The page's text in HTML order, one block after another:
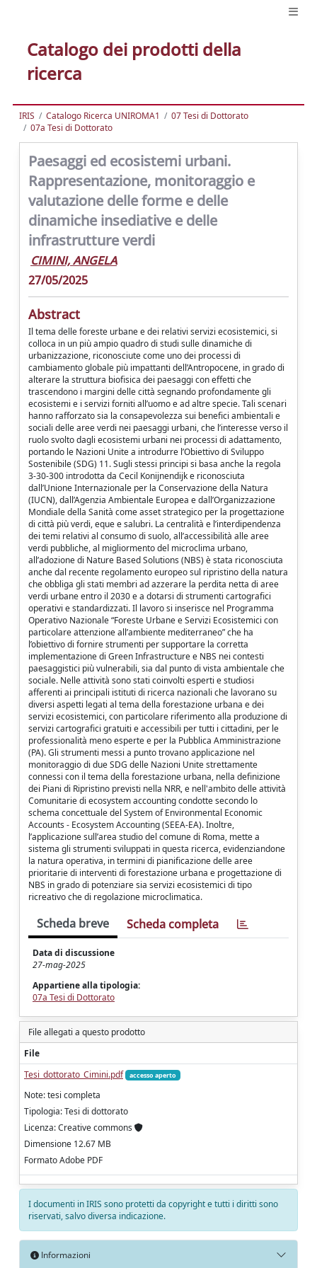
Catalogo dei prodotti della
ricerca
IRIS Catalogo Ricerca UNIROMA1
07 Tesi di Dottorato
07a Tesi di Dottorato
Paesaggi ed ecosistemi urbani.
Rappresentazione, monitoraggio e
valutazione delle forme e delle
dinamiche insediative e delle
infrastrutture verdi
CIMINI, ANGELA
27/05/2025
Abstract
Il tema delle foreste urbane e dei relativi servizi ecosistemici, si
colloca in un più ampio quadro di studi sulle dinamiche di
urbanizzazione, riconosciute come uno dei processi di
cambiamento globale più impattanti dell’Antropocene, in grado di
alterare la struttura biofisica dei paesaggi con effetti che
trascendono i margini delle città segnando profondamente gli
ecosistemi e i servizi forniti all’uomo e ad altre specie. Tali scenari
hanno rafforzato sia la consapevolezza sui benefici ambientali e
sociali delle aree verdi nei paesaggi urbani, che l’interesse verso il
ruolo svolto dagli ecosistemi urbani nei processi di adattamento,
portando le Nazioni Unite a introdurre l’Obiettivo di Sviluppo
Sostenibile (SDG) 11. Sugli stessi principi si basa anche la regola
3-30-300 introdotta da Cecil Konijnendijk e riconosciuta
dall’Unione Internazionale per la Conservazione della Natura
(IUCN), dall’Agenzia Ambientale Europea e dall’Organizzazione
Mondiale della Sanità come asset strategico per la progettazione
di città più verdi, eque e salubri. La centralità e l’interdipendenza
dei temi relativi al consumo di suolo, all’accessibilità alle aree
verdi pubbliche, al migliormento del microclima urbano,
all’adozione di Nature Based Solutions (NBS) è stata riconosciuta
anche dal recente regolamento europeo sul ripristino della natura
che obbliga gli stati membri ad azzerare la perdita netta di aree
verdi urbane entro il 2030 e a dotarsi di strumenti cartografici
operativi e standardizzati. Il lavoro si inserisce nel Programma
Operativo Nazionale “Foreste Urbane e Servizi Ecosistemici con
particolare attenzione all’ambiente mediterraneo” che ha
l’obiettivo di fornire strumenti per supportare la corretta
implementazione di Green Infrastructure e NBS nei contesti
paesaggistici più vulnerabili, sia dal punto di vista ambientale che
sociale. Nelle attività sono stati coinvolti esperti e studiosi
afferenti ai principali istituti di ricerca nazionali che lavorano su
diversi aspetti legati al tema della forestazione urbana e dei
servizi ecosistemici, con particolare riferimento alla produzione di
servizi cartografici gratuiti e accessibili per tutti i cittadini, per le
professionalità meno esperte e per la Pubblica Amministrazione
(PA). Gli strumenti messi a punto trovano applicazione nel
monitoraggio di due SDG delle Nazioni Unite strettamente
connessi con il tema della forestazione urbana, nella definizione
dei Piani di Ripristino previsti nella NRR, e nell'ambito delle attività
Comunitarie di ecosystem accounting condotte secondo lo
schema concettuale del System of Environmental Economic
Accounts - Ecosystem Accounting (SEEA-EA). Inoltre,
l’applicazione sull’area studio del comune di Roma, mette a
sistema gli strumenti sviluppati in questa ricerca, evidenziandone
la natura operativa, in termini di pianificazione delle aree
prioritarie di interventi di forestazione urbana e progettazione di
NBS in grado di potenziare sia servizi ecosistemici di tipo
ricreativo che di regolazione microclimatica.
Scheda breve Scheda completa
Data di discussione
27-mag-2025
Appartiene alla tipologia:
07a Tesi di Dottorato
File allegati a questo prodotto
File
Tesi_dottorato_Cimini.pdf
accesso aperto
Note: tesi completa
Tipologia: Tesi di dottorato
Licenza: Creative commons
Dimensione 12.67 MB
Formato Adobe PDF
I documenti in IRIS sono protetti da copyright e tutti i diritti sono
riservati, salvo diversa indicazione.
Informazioni